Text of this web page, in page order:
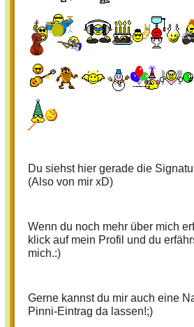
Du siehst hier gerade die
(Also von mir xD)
Wenn du noch mehr über mich
klick auf mein Profil und du
mich.:)
Gerne kannst du mir auch eine
Pinni-Eintrag da lassen!;)